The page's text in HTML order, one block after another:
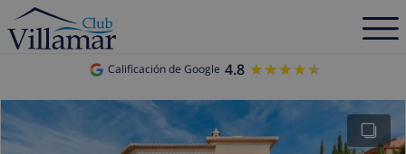
Calificación de Google 4.8 ★★★★★
★★★★★